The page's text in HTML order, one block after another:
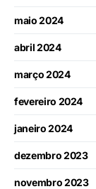
maio 2024
abril 2024
março 2024
fevereiro 2024
janeiro 2024
dezembro 2023
novembro 2023